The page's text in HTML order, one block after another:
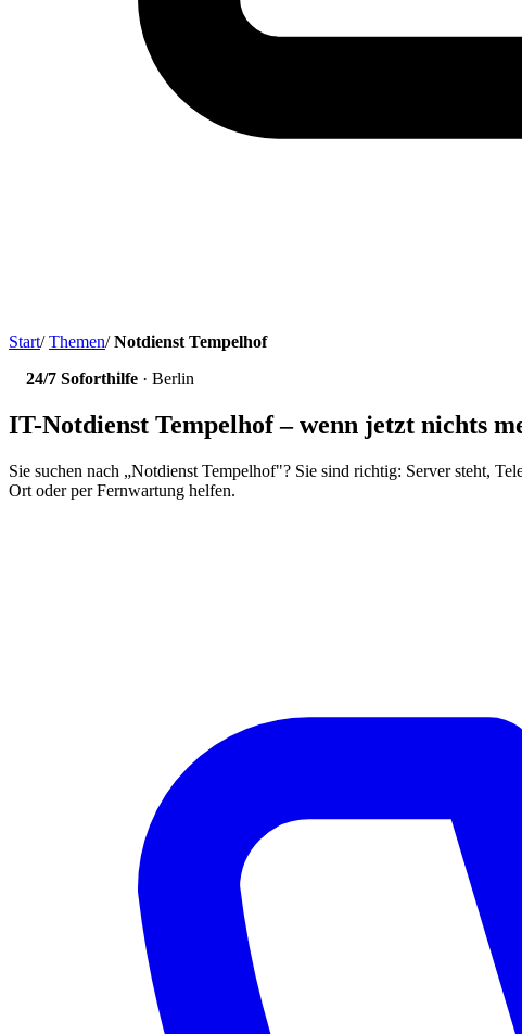
Start/ Themen/ Notdienst Tempelhof
24/7 Soforthilfe · Berlin
IT-Notdienst Tempelhof – wenn jetzt nichts
Sie suchen nach „Notdienst Tempelhof"? Sie sind richtig: Server steht,
Ort oder per Fernwartung helfen.